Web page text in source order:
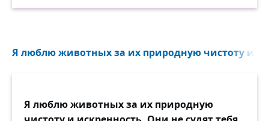
Я люблю животных за их природную чистоту и
Я люблю животных за их природную